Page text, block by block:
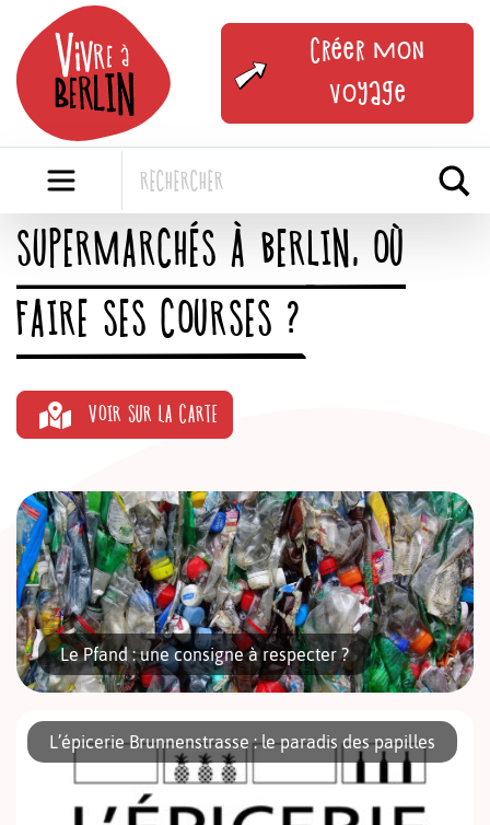
content
Créer mon
voyage
SUPERMARCHÉS À BERLIN, OÙ
FAIRE SES COURSES ?
VOIR SUR LA CARTE
Le Pfand : une consigne à respecter ?
L’épicerie Brunnenstrasse : le paradis des papilles